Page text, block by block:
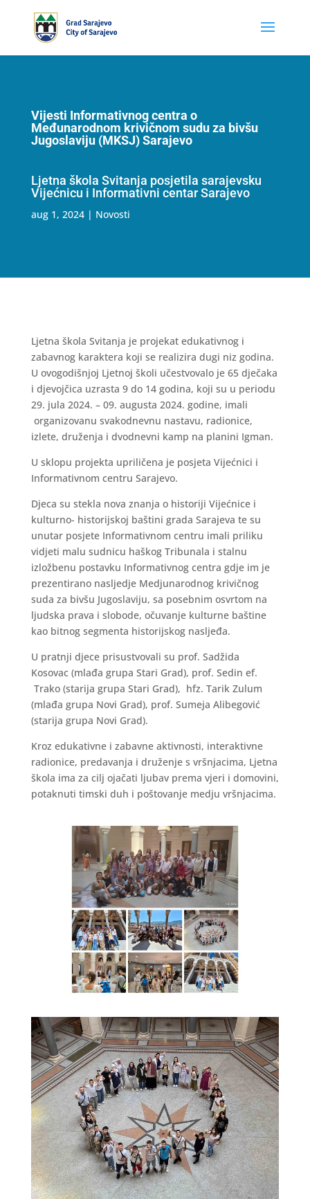
Vijesti Informativnog centra o
Međunarodnom krivičnom sudu za bivšu
Jugoslaviju (MKSJ) Sarajevo
Ljetna škola Svitanja posjetila sarajevsku
Vijećnicu i Informativni centar Sarajevo
aug 1, 2024| Novosti
Ljetna škola Svitanja je projekat edukativnog i
zabavnog karaktera koji se realizira dugi niz godina.
U ovogodišnjoj Ljetnoj školi učestvovalo je 65 dječaka
i djevojčica uzrasta 9 do 14 godina, koji su u periodu
29. jula 2024. – 09. augusta 2024. godine, imali
organizovanu svakodnevnu nastavu, radionice,
izlete, druženja i dvodnevni kamp na planini Igman.
U sklopu projekta upriličena je posjeta Vijećnici i
Informativnom centru Sarajevo.
Djeca su stekla nova znanja o historiji Vijećnice i
kulturno- historijskoj baštini grada Sarajeva te su
unutar posjete Informativnom centru imali priliku
vidjeti malu sudnicu haškog Tribunala i stalnu
izložbenu postavku Informativnog centra gdje im je
prezentirano nasljedje Medjunarodnog krivičnog
suda za bivšu Jugoslaviju, sa posebnim osvrtom na
ljudska prava i slobode, očuvanje kulturne baštine
kao bitnog segmenta historijskog nasljeđa.
U pratnji djece prisustvovali su prof. Sadžida
Kosovac (mlađa grupa Stari Grad), prof. Sedin ef.
Trako (starija grupa Stari Grad), hfz. Tarik Zulum
(mlađa grupa Novi Grad), prof. Sumeja Alibegović
(starija grupa Novi Grad).
Kroz edukativne i zabavne aktivnosti, interaktivne
radionice, predavanja i druženje s vršnjacima, Ljetna
škola ima za cilj ojačati ljubav prema vjeri i domovini,
potaknuti timski duh i poštovanje medju vršnjacima.